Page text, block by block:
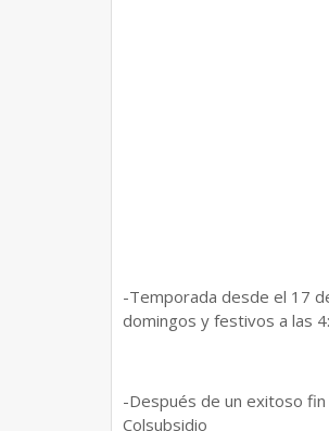
-Temporada desde el 17
domingos y festivos a las
-Después de un exitoso
Colsubsidio